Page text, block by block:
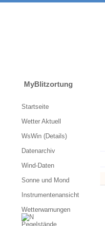
MyBlitzortung
Startseite
Wetter Aktuell
WsWin (Details)
Datenarchiv
Wind-Daten
Sonne und Mond
Instrumentenansicht
Wetterwarnungen
Pegelstände